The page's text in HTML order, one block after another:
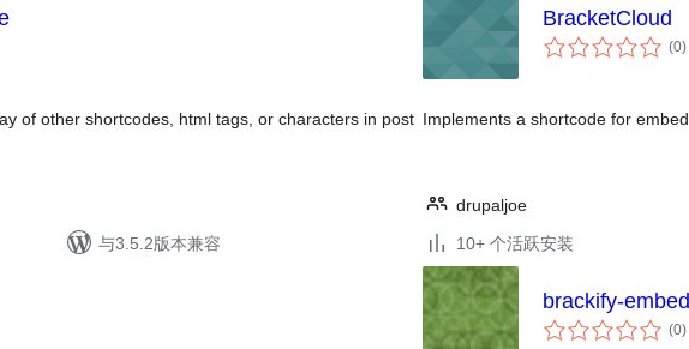
of other shortcodes, html tags, or characters in post
与3.5.2版本兼容
BracketCloud
(0总
评)
Implements a shortcode for
drupaljoe
10+ 个活跃安装
brackify-embed
(0总
评)